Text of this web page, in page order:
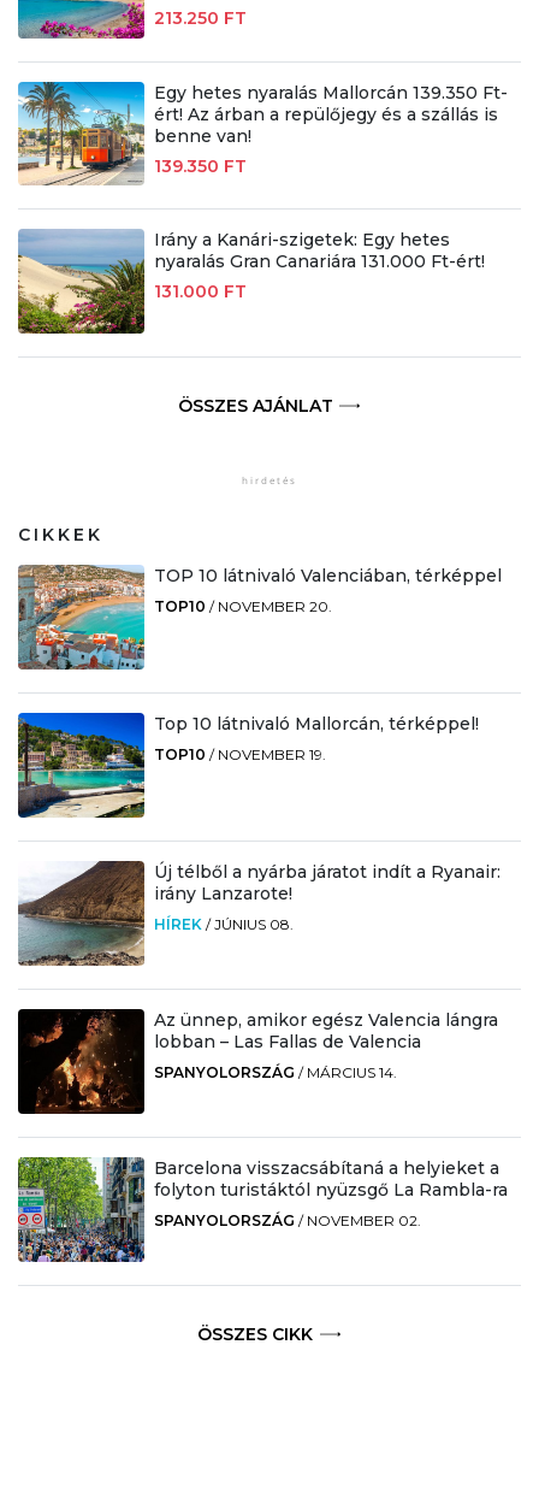
213.250 FT
Egy hetes nyaralás Mallorcán 139.350 Ft-
ért! Az árban a repülőjegy és a szállás is
benne van!
139.350 FT
Irány a Kanári-szigetek: Egy hetes
nyaralás Gran Canariára 131.000 Ft-ért!
131.000 FT
ÖSSZES AJÁNLAT
CIKKEK
TOP 10 látnivaló Valenciában, térképpel
TOP10 / NOVEMBER 20.
Top 10 látnivaló Mallorcán, térképpel!
TOP10 / NOVEMBER 19.
Új télből a nyárba járatot indít a Ryanair:
irány Lanzarote!
HÍREK /JÚNIUS 08.
Az ünnep, amikor egész Valencia lángra
lobban – Las Fallas de Valencia
SPANYOLORSZÁG / MÁRCIUS 14.
Barcelona visszacsábítaná a helyieket a
folyton turistáktól nyüzsgő La Rambla-ra
SPANYOLORSZÁG / NOVEMBER 02.
ÖSSZES CIKK